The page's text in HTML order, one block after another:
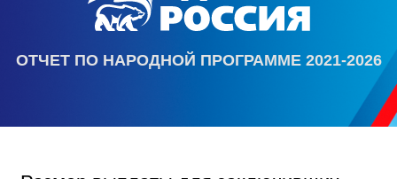
ОТЧЕТ ПО НАРОДНОЙ ПРОГРАММЕ 2021-2026